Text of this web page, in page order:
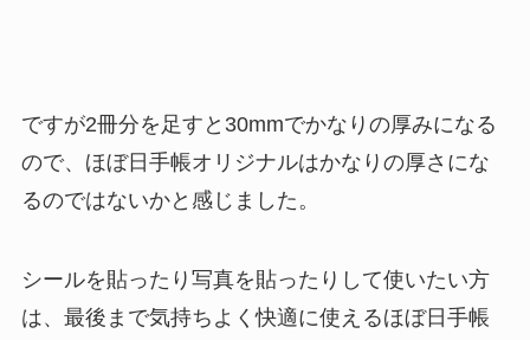
ですが2冊分を足すと30mmでかなりの厚みになる
ので、ほぼ日手帳オリジナルはかなりの厚さにな
るのではないかと感じました。
シールを貼ったり写真を貼ったりして使いたい方
は、最後まで気持ちよく快適に使えるほぼ日手帳